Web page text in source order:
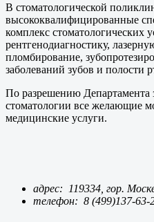
В стоматологической
высококвалифицированные
комплекс стоматологических
рентгенодиагностику,
пломбирование,
заболеваний зубов и полости
По разрешению Департамента
стоматологии все желающие
медицинские услуги.
адрес:
119334, гор.
телефон: 8 (499)137-63-